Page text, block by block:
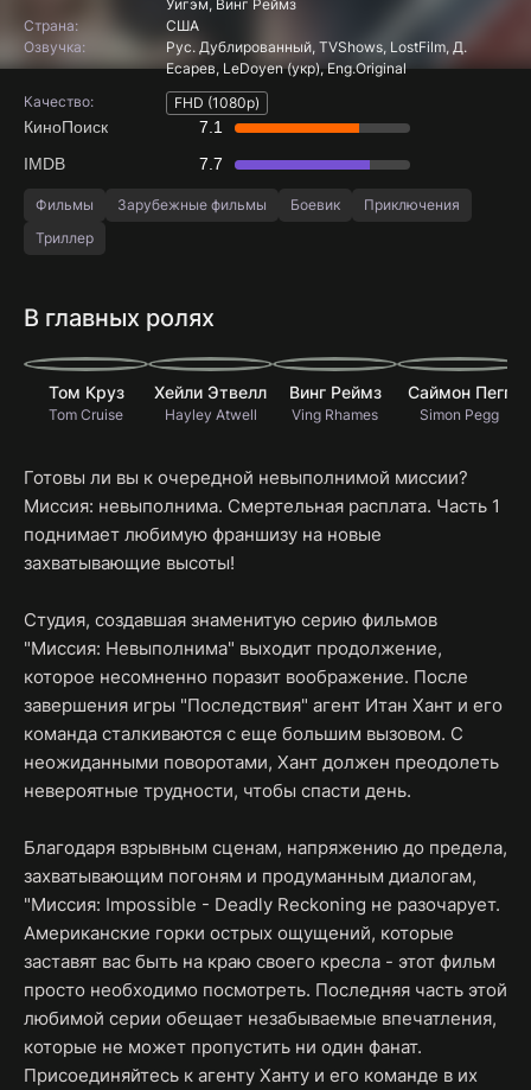
Уигэм, Винг Реймз
Страна:
США
Озвучка:
Рус. Дублированный, TVShows, LostFilm, Д.
Есарев, LeDoyen (укр), Eng.Original
Качество:
FHD (1080p)
КиноПоиск
7.1
IMDB
7.7
Фильмы Зарубежные фильмы Боевик
Приключения
Триллер
В главных ролях
Том Круз
Tom Cruise
Хейли Этвелл
Hayley Atwell
Винг Реймз
Ving Rhames
Саймон Пегг
Simon Pegg
Готовы ли вы к очередной невыполнимой миссии?
Миссия: невыполнима. Смертельная расплата. Часть 1
поднимает любимую франшизу на новые
захватывающие высоты!
Студия, создавшая знаменитую серию фильмов
"Миссия: Невыполнима" выходит продолжение,
которое несомненно поразит воображение. После
завершения игры "Последствия" агент Итан Хант и его
команда сталкиваются с еще большим вызовом. С
неожиданными поворотами, Хант должен преодолеть
невероятные трудности, чтобы спасти день.
Благодаря взрывным сценам, напряжению до предела,
захватывающим погоням и продуманным диалогам,
"Миссия: Impossible - Deadly Reckoning не разочарует.
Американские горки острых ощущений, которые
заставят вас быть на краю своего кресла - этот фильм
просто необходимо посмотреть. Последняя часть этой
любимой серии обещает незабываемые впечатления,
которые не может пропустить ни один фанат.
Присоединяйтесь к агенту Ханту и его команде в их